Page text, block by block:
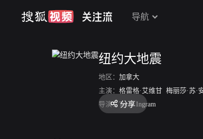
导航
纽约大地震
地区： 加拿大
主演： 格雷格·艾维甘 梅丽莎·苏·安德
导演： Terry Ingram
分享